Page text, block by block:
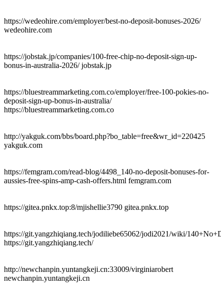
https://wedeohire.com/employer/best-no-deposit-bonuses-2026/
wedeohire.com
https://jobstak.jp/companies/100-free-chip-no-deposit-sign-up-
bonus-in-australia-2026/ jobstak.jp
https://bluestreammarketing.com.co/employer/free-100-pokies-no-
deposit-sign-up-bonus-in-australia/
https://bluestreammarketing.com.co
http://yakguk.com/bbs/board.php?bo_table=free&wr_id=220425
yakguk.com
https://femgram.com/read-blog/4498_140-no-deposit-bonuses-for-
aussies-free-spins-amp-cash-offers.html femgram.com
https://gitea.pnkx.top:8/mjishellie3790 gitea.pnkx.top
https://git.yangzhiqiang.tech/jodiliebe65062/jodi2021/wiki/
https://git.yangzhiqiang.tech/
http://newchanpin.yuntangkeji.cn:33009/virginiarobert
newchanpin.yuntangkeji.cn